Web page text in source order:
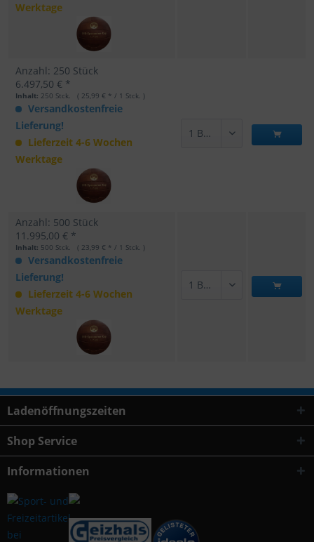
Werktage
Anzahl: 250 Stück
6.497,50 € *
Inhalt: 250 Stck. ( 25,99 € * / 1 Stck. )
Versandkostenfreie
Lieferung!
Lieferzeit 4-6 Wochen
Werktage
Anzahl: 500 Stück
11.995,00 € *
Inhalt: 500 Stck. ( 23,99 € * / 1 Stck. )
Versandkostenfreie
Lieferung!
Lieferzeit 4-6 Wochen
Werktage
Ladenöffnungszeiten
Shop Service
Informationen